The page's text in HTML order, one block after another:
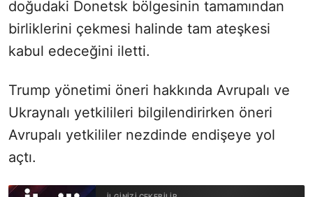
doğudaki Donetsk bölgesinin tamamından
birliklerini çekmesi halinde tam ateşkesi
kabul edeceğini iletti.
Trump yönetimi öneri hakkında Avrupalı ve
Ukraynalı yetkilileri bilgilendirirken öneri
Avrupalı yetkililer nezdinde endişeye yol
açtı.